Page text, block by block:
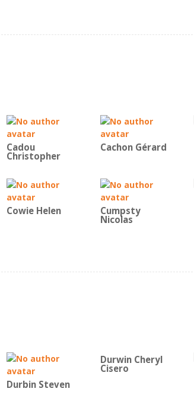
Cadou
Christopher
Cachon Gérard
Cowie Helen Cumpsty
Nicolas
Durbin Steven
Durwin Cheryl
Cisero